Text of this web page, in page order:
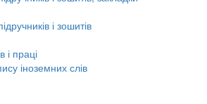
і зошитів
і праці
іноземних слів